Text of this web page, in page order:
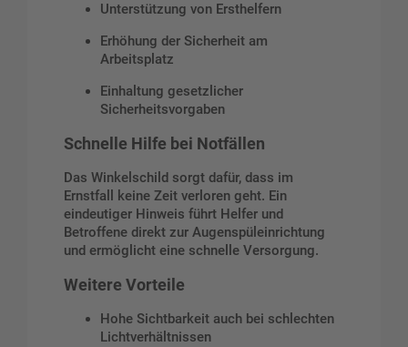
Unterstützung von Ersthelfern
Erhöhung der Sicherheit am
Arbeitsplatz
Einhaltung gesetzlicher
Sicherheitsvorgaben
Schnelle Hilfe bei Notfällen
Das Winkelschild sorgt dafür, dass im
Ernstfall keine Zeit verloren geht. Ein
eindeutiger Hinweis führt Helfer und
Betroffene direkt zur Augenspüleinrichtung
und ermöglicht eine schnelle Versorgung.
Weitere Vorteile
Hohe Sichtbarkeit auch bei schlechten
Lichtverhältnissen